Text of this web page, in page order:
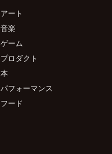
アート
音楽
ゲーム
プロダクト
本
パフォーマンス
フード